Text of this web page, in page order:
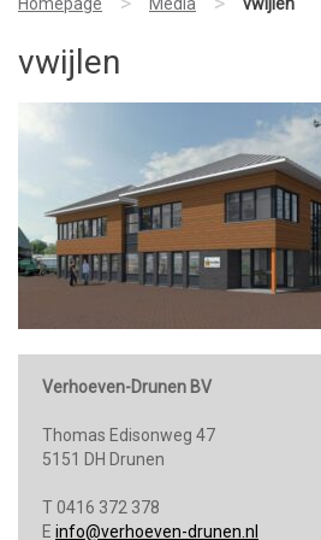
vwijlen
Verhoeven-Drunen BV
Thomas Edisonweg 47
5151 DH Drunen
T 0416 372 378
E info@verhoeven-drunen.nl